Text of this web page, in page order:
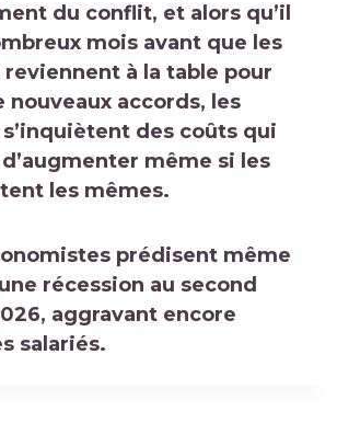
du conflit, et alors qu’il
mois avant que les
à la table pour
nouveaux accords, les
des coûts qui
même si les
les mêmes.
prédisent même
récession au second
aggravant encore
salariés.